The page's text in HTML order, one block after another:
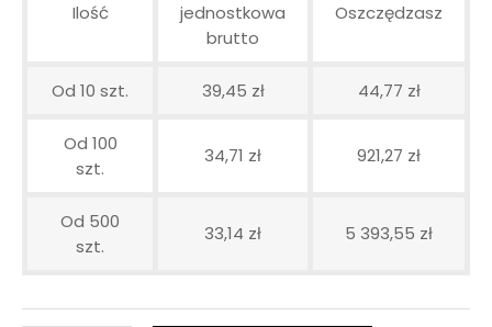
Ilość
jednostkowa
brutto
Oszczędzasz
Od 10 szt. 39,45 zł 44,77 zł
Od 100
szt.
34,71 zł 921,27 zł
Od 500
szt.
33,14 zł 5 393,55 zł